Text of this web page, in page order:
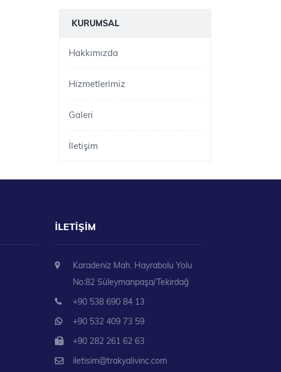
KURUMSAL
Hakkımızda
Hizmetlerimiz
Galeri
İletişim
İLETIŞIM
Karadeniz Mah. Hayrabolu Yolu
No:82 Süleymanpaşa/Tekirdağ
+90 538 690 84 13
+90 532 409 73 59
+90 282 261 62 63
iletisim@trakyalivinc.com